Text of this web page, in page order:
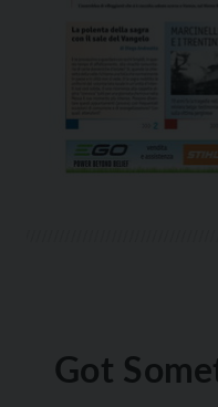
Got